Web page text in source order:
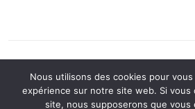
Nous utilisons des cookies pour
expérience sur notre site web. Si vous
site, nous supposerons que vous